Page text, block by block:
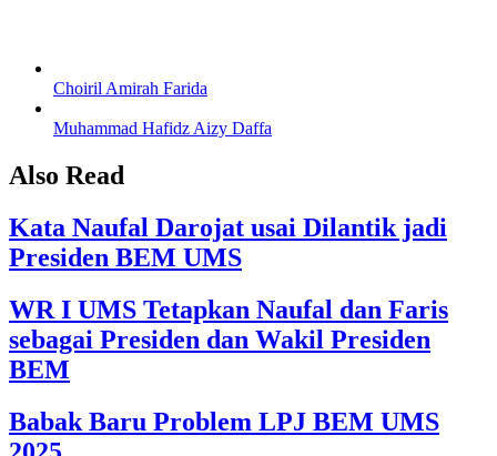
Choiril Amirah Farida
Muhammad Hafidz Aizy Daffa
Also Read
Kata Naufal Darojat usai Dilantik jadi
Presiden BEM UMS
WR I UMS Tetapkan Naufal dan Faris
sebagai Presiden dan Wakil Presiden
BEM
Babak Baru Problem LPJ BEM UMS